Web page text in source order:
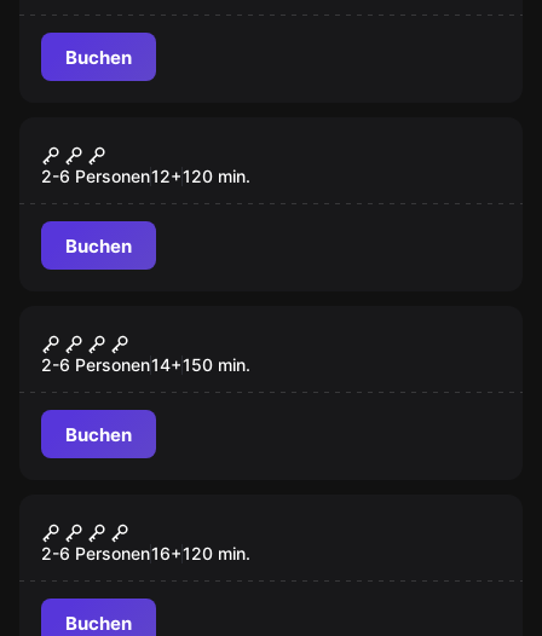
Buchen
Mission Vienna
2-6 Personen12+120 min.
Buchen
Verliebt, verlobt, tot
2-6 Personen14+150 min.
Buchen
Blutiges Geheimnis
2-6 Personen16+120 min.
Buchen